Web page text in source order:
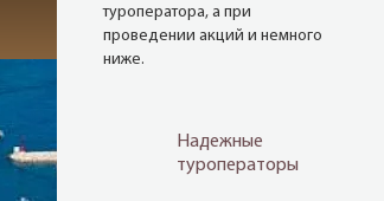
туроператора, а при
проведении акций и немного
ниже.
Надежные
туроператоры